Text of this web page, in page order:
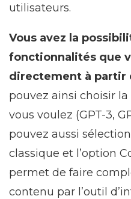
utilisateurs.
Vous avez la
fonctionnalités que
directement à partir
pouvez ainsi choisir
vous voulez (GPT-3,
pouvez aussi
classique et l’option
permet de faire
contenu par l’outil